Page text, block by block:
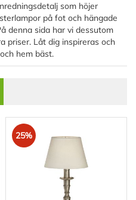
som höjer
på fot och hängade
denna sida har vi dessutom
priser. Låt dig inspireras och
hem bäst.
25%